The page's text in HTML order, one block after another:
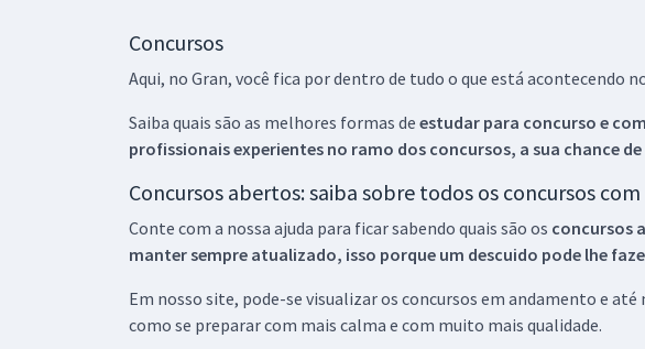
Concursos
Aqui, no Gran, você fica por dentro de tudo o que está acontecendo
Saiba quais são as melhores formas de estudar para concurso e
profissionais experientes no ramo dos concursos, a sua chance
Concursos abertos: saiba sobre todos os concursos
Conte com a nossa ajuda para ficar sabendo quais são os concursos
manter sempre atualizado, isso porque um descuido pode lhe
Em nosso site, pode-se visualizar os concursos em andamento e
como se preparar com mais calma e com muito mais qualidade.